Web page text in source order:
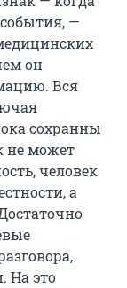
—
он
Вся
сохранны
не может
человек
а
На это